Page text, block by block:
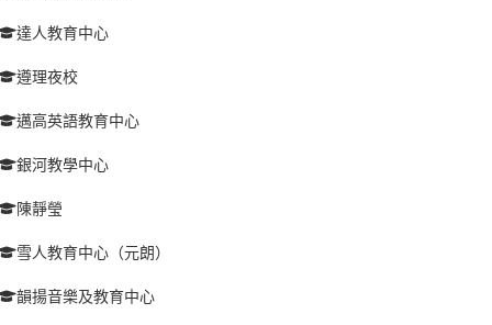
達人教育中心
遵理夜校
邁高英語教育中心
銀河教學中心
陳靜瑩
雪人教育中心（元朗）
韻揚音樂及教育中心